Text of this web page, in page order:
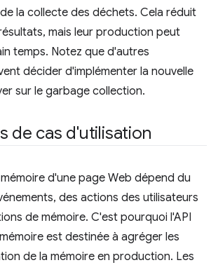
la collecte des déchets. Cela réduit
mais leur production peut
temps. Notez que d'autres
décider d'implémenter la nouvelle
sur le garbage collection.
de cas d'utilisation
d'une page Web dépend du
des actions des utilisateurs
de mémoire. C'est pourquoi l'API
est destinée à agréger les
de la mémoire en production. Les